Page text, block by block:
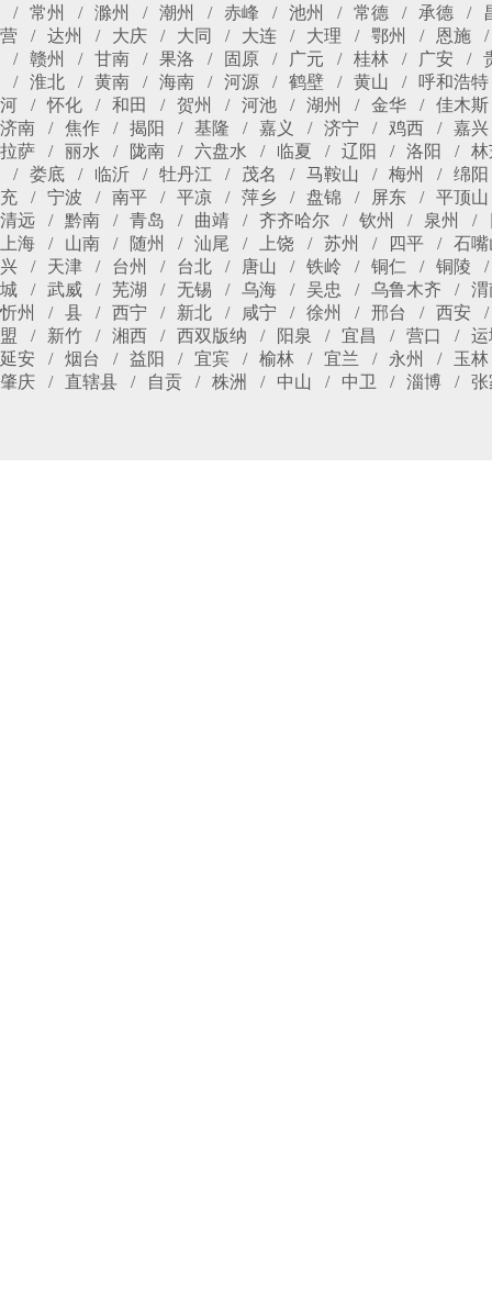
常州
滁州 潮州 赤峰 池州 常德 承德
营
达州 大庆 大同 大连 大理 鄂州
恩施
赣州
甘南 果洛 固原 广元 桂林 广安
淮北
黄南 海南 河源 鹤壁 黄山
呼和浩特
河
怀化 和田 贺州 河池 湖州 金华
佳木斯
济南
焦作 揭阳 基隆 嘉义 济宁 鸡西
嘉兴
拉萨
丽水 陇南 六盘水 临夏 辽阳 洛阳
林
娄底
临沂 牡丹江 茂名 马鞍山 梅州
绵阳
充
宁波 南平 平凉 萍乡 盘锦 屏东
平顶山
清远
黔南 青岛 曲靖 齐齐哈尔 钦州 泉州
上海
山南 随州 汕尾 上饶 苏州 四平
石嘴
兴
天津 台州 台北 唐山 铁岭 铜仁
铜陵
城
武威 芜湖 无锡 乌海 吴忠 乌鲁木齐
渭
忻州
县 西宁 新北 咸宁 徐州 邢台
西安
盟
新竹 湘西 西双版纳 阳泉 宜昌 营口
运
延安
烟台 益阳 宜宾 榆林 宜兰 永州
玉林
肇庆
直辖县 自贡 株洲 中山 中卫 淄博 张